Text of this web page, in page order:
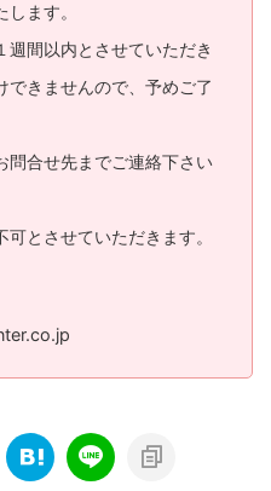
ます。
間以内とさせていただき
できませんので、予めご了
問合せ先までご連絡下さい
とさせていただきます。